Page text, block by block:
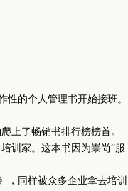
的个人管理书开始接班。
上了畅销书排行榜榜首。
训家。这本书因为崇尚“服
同样被众多企业拿去培训